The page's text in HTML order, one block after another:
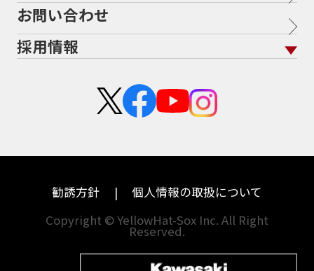
ホンダ
スズキ
ハーレーダビッドソン
ドゥカティ
アプリリア
KTM
モトグッツイ
MVアグスタ
他海外ﾒｰｶｰ
盗難保険
茨城
栃木
神奈川
兵庫
香川
愛媛
福岡
沿革
二輪公正取引協議会加盟店
お問い合わせ
採用情報
中途採用・アルバイト
勧誘方針
個人情報の取扱について
Copyright © YellowHat-Sox Inc. All Right
Reserved.